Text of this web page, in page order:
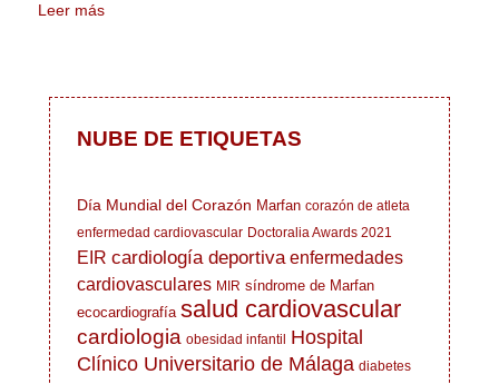
Leer más
NUBE DE ETIQUETAS
Día Mundial del Corazón Marfan corazón de atleta
enfermedad cardiovascular Doctoralia Awards 2021
EIR cardiología deportiva enfermedades
cardiovasculares MIR síndrome de Marfan
ecocardiografía salud cardiovascular
cardiologia obesidad infantil
Hospital
Clínico Universitario de Málaga diabetes